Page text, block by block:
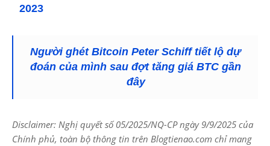
2023
Người ghét Bitcoin Peter Schiff tiết lộ dự
đoán của mình sau đợt tăng giá BTC gần
đây
Disclaimer: Nghị quyết số 05/2025/NQ-CP ngày 9/9/2025 của
Chính phủ, toàn bộ thông tin trên Blogtienao.com chỉ mang